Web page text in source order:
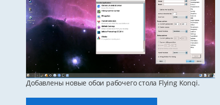
Добавлены новые обои рабочего стола Flying Konqi.